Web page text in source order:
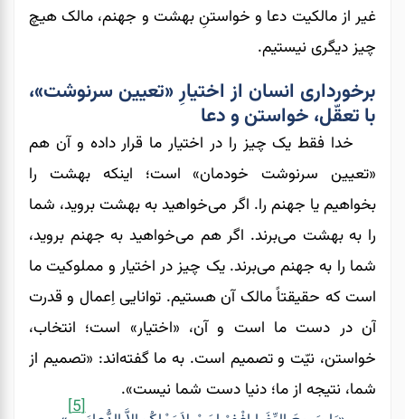
غیر از مالکیت دعا و خواستنِ بهشت و جهنم، مالک هیچ
چیز دیگری نیستیم.
برخورداری انسان از اختیارِ «تعیین سرنوشت»،
با تعقّل، خواستن و دعا
خدا فقط یک چیز را در اختیار ما قرار داده و آن هم
«تعیین سرنوشت خودمان» است؛ اینکه بهشت را
بخواهیم یا جهنم را. اگر می‌‌‌‌‌‌خواهید به بهشت بروید، شما
را به بهشت می‌‌‌‌‌‌برند. اگر هم می‌‌‌‌‌‌خواهید به جهنم بروید،
شما را به جهنم می‌‌‌‌‌‌برند. یک چیز در اختیار و مملوکیت ما
است که حقیقتاً مالک آن هستیم. توانایی اِعمال و قدرت
آن در دست ما است و آن، «اختیار» است؛ انتخاب،
خواستن، نیّت و تصمیم است. به ما گفته‌اند: «تصمیم از
شما، نتیجه از ما؛ دنیا دست شما نیست».
[5]